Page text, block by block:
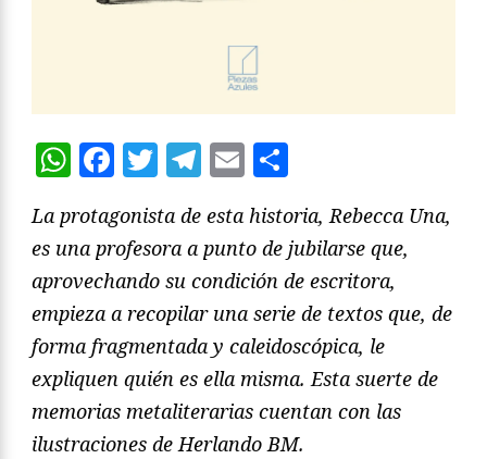
WhatsApp
Facebook
Twitter
Telegram
Email
La protagonista de esta historia, Rebecca Una,
es una profesora a punto de jubilarse que,
aprovechando su condición de escritora,
empieza a recopilar una serie de textos que, de
forma fragmentada y caleidoscópica, le
expliquen quién es ella misma. Esta suerte de
memorias metaliterarias cuentan con las
ilustraciones de Herlando BM.